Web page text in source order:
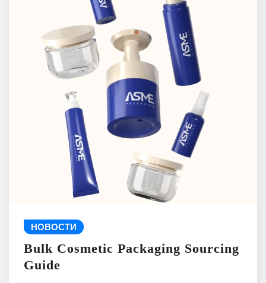
НОВОСТИ
Bulk Cosmetic Packaging Sourcing
Guide